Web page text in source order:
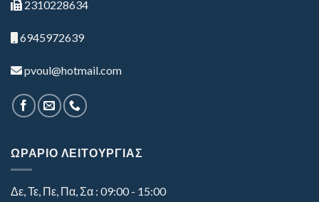
2310228634
6945972639
pvoul@hotmail.com
ΩΡΑΡΙΟ ΛΕΙΤΟΥΡΓΙΑΣ
Δε, Τε, Πε, Πα, Σα : 09:00 - 15:00